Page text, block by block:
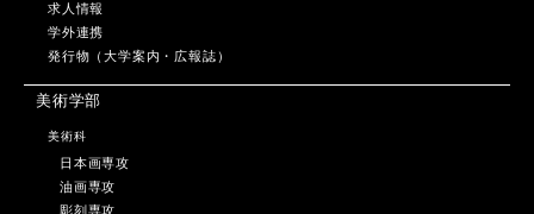
求人情報
学外連携
発行物（大学案内・広報誌）
美術学部
美術科
日本画専攻
油画専攻
彫刻専攻